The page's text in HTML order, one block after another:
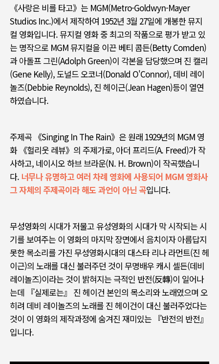
《사랑은 비를 타고》 는 MGM(Metro-Goldwyn-Mayer
Studios Inc.)에서 제작하여 1952년 3월 27일에 개봉한 뮤지
컬 영화입니다.뮤지컬 영화 중 최고의 작품으로 평가 받고 있
는 명작으로 MGM뮤지컬을 이끈 베티 콤든(Betty Comden)
과 아돌프 그린(Adolph Green)이 각본을 담당했으며 진 캘리
(Gene Kelly),도널드 오코너(Donald O'Connor), 데비 레이
놀즈(Debbie Reynolds), 진 헤이근(Jean Hagen)등이 열연
하였습니다.
주제곡 《Singing In The Rain》 은 원래 1929년의 MGM 영
화 《헐리웃 레뷰》 의 주제가로, 아더 프리드(A. Freed)가 작
사하고, 네이시오 하브 브라운(N. H. Brown)이 작곡했습니
다. 너무나 유명하고 여러 차례 영화에 사용되어 MGM 영화사
그 자체의 주제곡이라 해도 과언이 아닌 곡입니다.
무성영화의 시대가 저물고 유성영화의 시대가 막 시작되는 시
기를 보여주는 이 영화의 마지막 장면에서 음치이자 아름답지
못한 목소리를 가진 무성영화시대의 대스타 리나 라먼트(진 헤
이근)의 노래를 대신 불러주던 것이 무명배우 캐시 셀든(데비
레이놀즈)이라는 것이 밝혀지는 극적인 반전(反轉)이 일어나
는데 『실제로는』 진 헤이건 본인의 목소리와 노래였으며 오
히려 데비 레이놀즈의 노래를 진 헤이건이 대신 불러주었다는
것이 이 영화의 제작과정에 숨겨진 재미있는 『반전의 반전』
입니다.